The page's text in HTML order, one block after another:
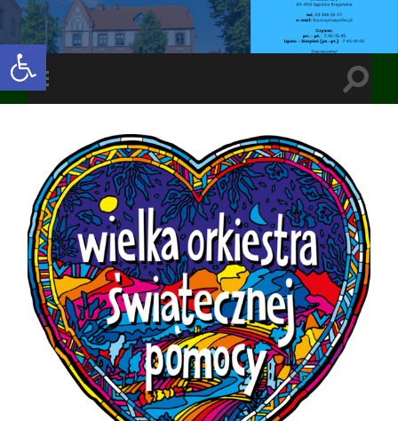
Open toolbar
Toggle
mobile
Toggle